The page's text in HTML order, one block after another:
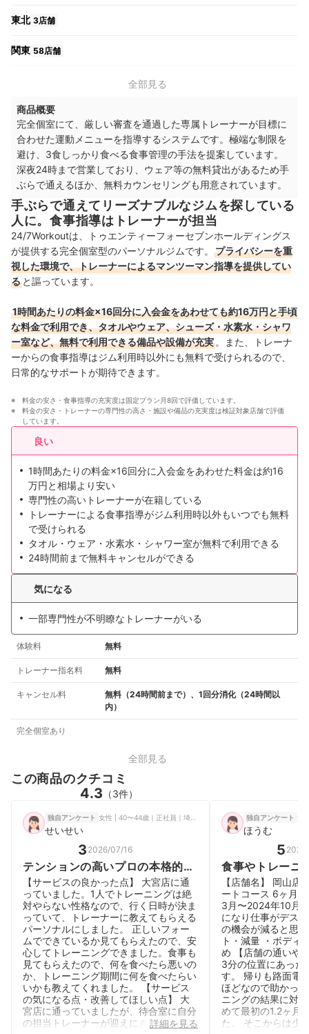
東北 3店舗
関東 58店舗
関西 12店舗
中国・四国 3店舗
九州・沖縄 6店舗
全部見る
商品概要
完全個室にて、厳しい審査を通過した専属トレーナーが目標に
合わせた運動メニューを指導するシステムです。極端な制限を
避け、3食しっかり食べる食事管理の手法を提案しています。
深夜24時まで営業しており、ウェア等の無料貸出があるため手
ぶらで通えるほか、無料カウンセリングも用意されています。
手ぶらで通えてリーズナブルなジムを探している
人に。食事指導はトレーナーが担当
24/7Workoutは、トゥエンティーフォーセブンホールディングス
が提供する完全個室型のパーソナルジムです。
プライバシーを重
視した環境で、トレーナーによるマンツーマン指導を提供してい
る と謳っています。
1時間あたりの料金×16回分に入会金をあわせても約16万円と手頃
な料金で利用でき、タオルやウェア、シューズ・水素水・シャワ
ー室など、無料で利用できる備品や設備が充実。また、トレーナ
ーからの食事指導はジム利用時以外にも無料で受けられるので、
日常的なサポートが期待できます。
料金の安さ・食事指導の充実度は固定プラン月8回で評価しています。
料金の安さ・トレーナーの専門性の高さ・施設や備品の充実度は検証対象店舗で評価
しています。
良い
1時間あたりの料金×16回分に入会金をあわせた料金は約16
万円と相場より安い
専門性の高いトレーナーが在籍している
トレーナーによる食事指導がジム利用時以外もいつでも無料
で受けられる
タオル・ウェア・水素水・シャワー室が無料で利用できる
24時間前まで無料キャンセルができる
気になる
一部専門性が不明瞭なトレーナーがいる
体験料 無料
トレーナー指名料 無料
キャンセル料
無料（24時間前まで）、1回分消化（24時間以
内）
完全個室あり
全部見る
この商品のクチコミ
4.3 （3件）
独自アンケート
せいせい
3 2026/07/16
テンションの高いプロの本格的な
指導を受けられる。
【サービスの良かった点】 大宮店に通
っていました。1人でトレーニングは絶
対やらない性格なので、行く日時が決ま
っていて、トレーナーに教えてもらえる
パーソナルにしました。 正しいフォー
ムでできているか見てもらえたので、安
心してトレーニングできました。食事も
見てもらえたので、何を食べたら悪いの
か、トレーニング期間に何を食べたらい
いかも教えてくれました。 【サービス
の気になる点・改善してほしい点】 大
宮店に通っていましたが、待合室に自分
の担当トレーナーが迎えにきてくれるの
詳細を見る
独自アンケート 女
ほうむ
5
食事やトレーニ
分専用にカスタ
★初心者にも優
ム
【店舗名】 岡山店
ートコース 6ヶ月
3月〜2024年10月
になり仕事がデス
の機会が減ると思
ト・減量 ・ボディ
め 【店舗の通いや
3分の位置にあった
す。 帰りも路面電
ほどなので助かっ
ニングの結果に対
めて最初の1.2ヶ月
た。 そこからは少